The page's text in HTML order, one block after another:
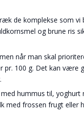
de komplekse som vi
og brune ris
når man skal
pr. 100 g. Det kan være
hummus til, yoghurt
med frossen frugt eller